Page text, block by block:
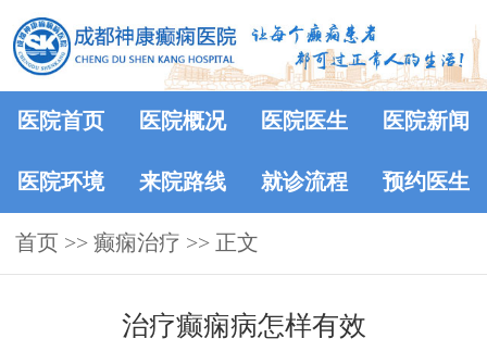
医院首页 医院概况 医院医生 医院新闻
医院环境 来院路线 就诊流程 预约医生
首页 >> 癫痫治疗 >> 正文
治疗癫痫病怎样有效